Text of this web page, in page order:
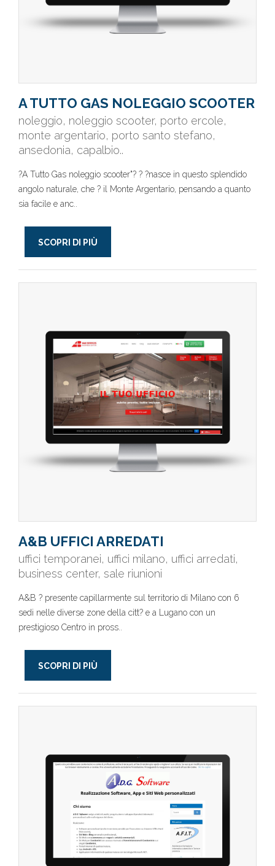
A TUTTO GAS NOLEGGIO SCOOTER
noleggio, noleggio scooter, porto ercole,
monte argentario, porto santo stefano,
ansedonia, capalbio..
?A Tutto Gas noleggio scooter"? ? ?nasce in questo splendido
angolo naturale, che ? il Monte Argentario, pensando a quanto
sia facile e anc..
SCOPRI DI PIÙ
A&B UFFICI ARREDATI
uffici temporanei, uffici milano, uffici arredati,
business center, sale riunioni
A&B ? presente capillarmente sul territorio di Milano con 6
sedi nelle diverse zone della citt? e a Lugano con un
prestigioso Centro in pross..
SCOPRI DI PIÙ